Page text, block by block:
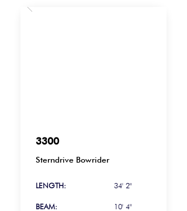
3300
Sterndrive Bowrider
LENGTH:
BEAM:
34' 2"
10' 4"